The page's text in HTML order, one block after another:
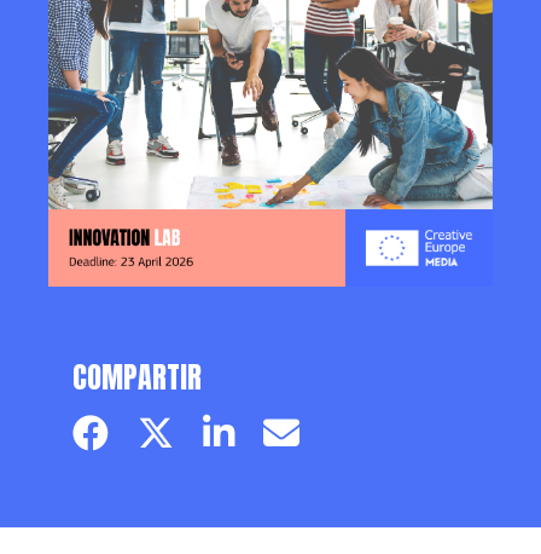
COMPARTIR
Facebook pageTwitter page
LinkedinEmail